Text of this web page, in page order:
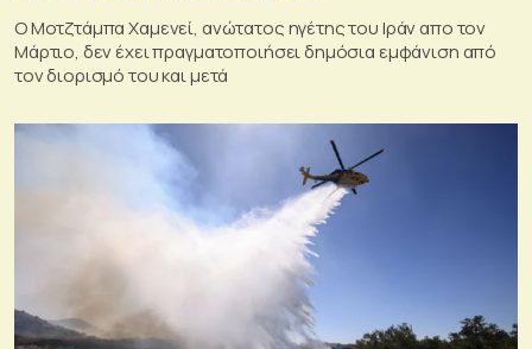
Ο Μοτζτάμπα Χαμενεί, ανώτατος ηγέτης του Ιράν απο τον
Μάρτιο, δεν έχει πραγματοποιήσει δημόσια εμφάνιση από
τον διορισμό του και μετά